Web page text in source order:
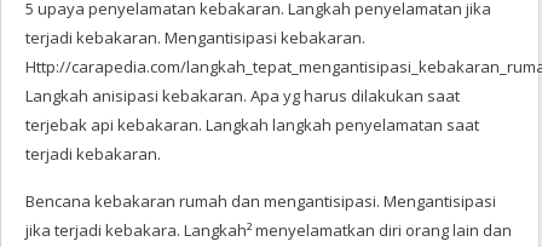
5 upaya penyelamatan kebakaran. Langkah penyelamatan jika
terjadi kebakaran. Mengantisipasi kebakaran.
Http://carapedia.com/
Langkah anisipasi kebakaran. Apa yg harus dilakukan saat
terjebak api kebakaran. Langkah langkah penyelamatan saat
terjadi kebakaran.
Bencana kebakaran rumah dan mengantisipasi. Mengantisipasi
jika terjadi kebakara. Langkah² menyelamatkan diri orang lain dan